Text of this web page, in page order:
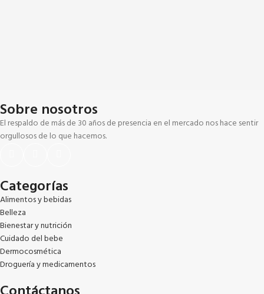
Sobre nosotros
El respaldo de más de 30 años de presencia en el mercado nos hace sentir
orgullosos de lo que hacemos.
Categorías
Alimentos y bebidas
Belleza
Bienestar y nutrición
Cuidado del bebe
Dermocosmética
Droguería y medicamentos